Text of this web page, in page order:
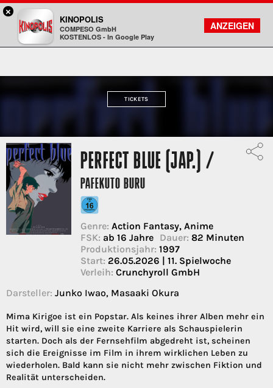
Kinopolis
FILMSUCHE
KONTO
TICKETS
PERFECT BLUE (JAP.) /
PAFEKUTO BURU
Genre: Action Fantasy, Anime
FSK: ab 16 Jahre Dauer: 82 Minuten
Produktionsjahr: 1997
Start: 26.05.2026 | 11. Spielwoche
Verleih: Crunchyroll GmbH
Darsteller: Junko Iwao, Masaaki Okura
Mima Kirigoe ist ein Popstar. Als keines ihrer Alben mehr ein
Hit wird, will sie eine zweite Karriere als Schauspielerin
starten. Doch als der Fernsehfilm abgedreht ist, scheinen
sich die Ereignisse im Film in ihrem wirklichen Leben zu
wiederholen. Bald kann sie nicht mehr zwischen Fiktion und
Realität unterscheiden.
×
KINOPOLIS
COMPESO GmbH
KOSTENLOS - In Google Play
ANZEIGEN